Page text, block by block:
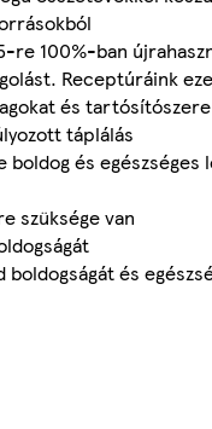
re 100%-ban
Receptúráink
és
táplálás
és egészséges
szüksége van
és